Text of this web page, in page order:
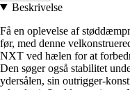
Beskrivelse
Få en oplevelse af
før, med denne
NXT ved hælen for at
Den søger også stabilitet
ydersålen, sin outrigger-